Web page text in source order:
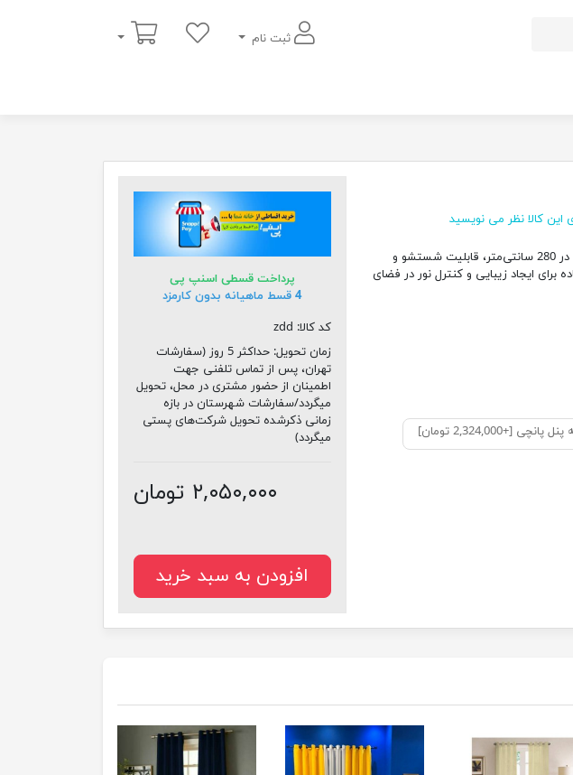
ثبت نام
سبد خرید
این کالا نظر می نویسید
پرده زرد کتان کنفی ضخیم با ابعاد 140 در 280 سانتی‌متر، قابلیت شستشو و
ایجاد زیبایی و کنترل نور در فضای
پانچی [+2,324,000 تومان]
پرداخت قسطی اسنپ پی
4 قسط ماهیانه بدون کارمزد
کد کالا: zdd
زمان تحویل:
حداکثر 5 روز (سفارشات
تهران، پس از تماس تلفنی جهت
اطمینان از حضور مشتری در محل، تحویل
میگردد/سفارشات شهرستان در بازه
زمانی ذکرشده تحویل شرکت‌های پستی
میگردد)
۲,۰۵۰,۰۰۰ تومان
افزودن به سبد خرید